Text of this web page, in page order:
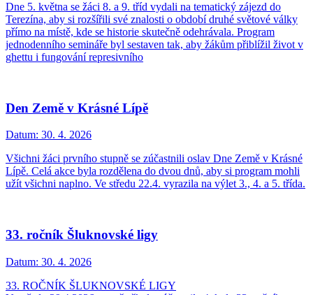
Dne 5. května se žáci 8. a 9. tříd vydali na tematický zájezd do
Terezína, aby si rozšířili své znalosti o období druhé světové války
přímo na místě, kde se historie skutečně odehrávala. Program
jednodenního semináře byl sestaven tak, aby žákům přiblížil život v
ghettu i fungování represivního
Den Země v Krásné Lípě
Datum: 30. 4. 2026
Všichni žáci prvního stupně se zúčastnili oslav Dne Země v Krásné
Lípě. Celá akce byla rozdělena do dvou dnů, aby si program mohli
užít všichni naplno. Ve středu 22.4. vyrazila na výlet 3., 4. a 5. třída.
33. ročník Šluknovské ligy
Datum: 30. 4. 2026
33. ROČNÍK ŠLUKNOVSKÉ LIGY